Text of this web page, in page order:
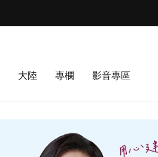
大陸 專欄 影音專區